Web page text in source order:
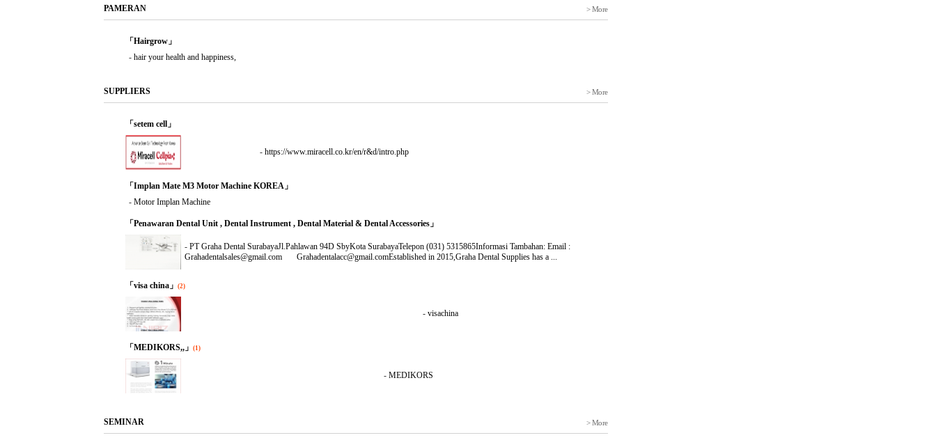
PAMERAN > More
「Hairgrow」
- hair your health and happiness,
SUPPLIERS > More
「setem cell」
- https://www.miracell.co.kr/en/r&d/intro.php
「Implan Mate M3 Motor Machine KOREA」
- Motor Implan Machine
「Penawaran Dental Unit , Dental Instrument , Dental Material & Dental Accessories」
- PT Graha Dental SurabayaJl.Pahlawan 94D SbyKota SurabayaTelepon (031) 5315865Informasi Tambahan: Email :
Grahadentalsales@gmail.com Grahadentalacc@gmail.comEstablished in 2015,Graha Dental Supplies has a ...
「visa china」 (2)
- visachina
「MEDIKORS,,」 (1)
- MEDIKORS
SEMINAR > More